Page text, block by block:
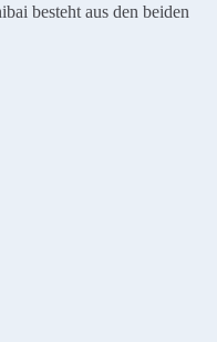
besteht aus den beiden